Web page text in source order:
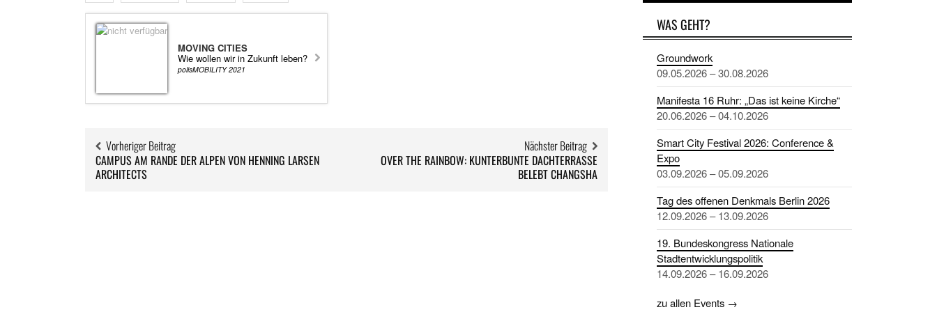
MOVING CITIES
Wie wollen wir in Zukunft leben?
polisMOBILITY 2021
Vorheriger Beitrag
CAMPUS AM RANDE DER ALPEN VON HENNING LARSEN
ARCHITECTS
Nächster Beitrag
OVER THE RAINBOW: KUNTERBUNTE DACHTERRASSE
BELEBT CHANGSHA
WAS GEHT?
Groundwork
09.05.2026 – 30.08.2026
Manifesta 16 Ruhr: „Das ist keine Kirche“
20.06.2026 – 04.10.2026
Smart City Festival 2026: Conference &
Expo
03.09.2026 – 05.09.2026
Tag des offenen Denkmals Berlin 2026
12.09.2026 – 13.09.2026
19. Bundeskongress Nationale
Stadtentwicklungspolitik
14.09.2026 – 16.09.2026
zu allen Events →